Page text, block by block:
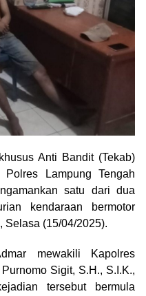
Anti Bandit (Tekab)
Lampung Tengah
satu dari dua
kendaraan bermotor
Selasa (15/04/2025).
mewakili Kapolres
Sigit, S.H., S.I.K.,
tersebut bermula